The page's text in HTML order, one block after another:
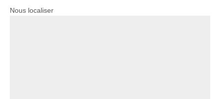
Nous localiser